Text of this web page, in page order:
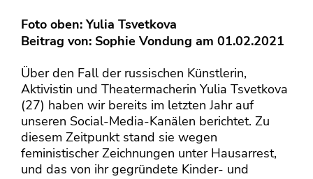
Foto oben: Yulia Tsvetkova
Beitrag von: Sophie Vondung am 01.02.2021
Über den Fall der russischen Künstlerin,
Aktivistin und Theatermacherin Yulia Tsvetkova
(27) haben wir bereits im letzten Jahr auf
unseren Social-Media-Kanälen berichtet. Zu
diesem Zeitpunkt stand sie wegen
feministischer Zeichnungen unter Hausarrest,
und das von ihr gegründete Kinder- und